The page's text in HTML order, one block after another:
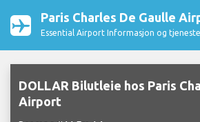
Paris Charles De Gaulle
Essential Airport Informasjon og
DOLLAR Bilutleie hos Paris
Airport